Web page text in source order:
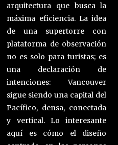
arquitectura que busca la
máxima eficiencia. La idea
de una supertorre con
plataforma de observación
no es solo para turistas; es
una declaración de
intenciones: Vancouver
sigue siendo una capital del
Pacífico, densa, conectada
y vertical. Lo interesante
aquí es cómo el diseño